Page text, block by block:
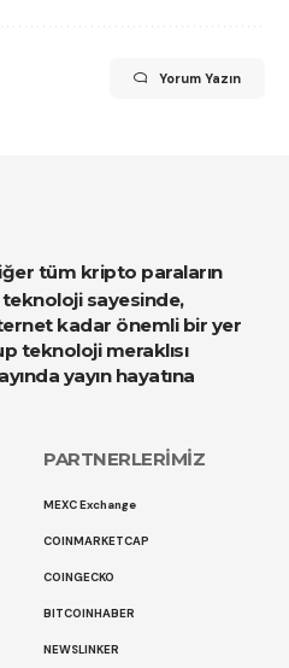
Yorum Yazın
sayesinde,
kadar önemli bir yer
teknoloji meraklısı
yayın hayatına
PARTNERLERİMİZ
MEXC Exchange
COINMARKETCAP
COINGECKO
BITCOINHABER
NEWSLINKER